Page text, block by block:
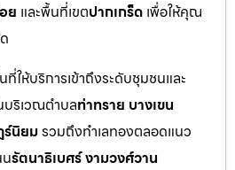
ย และพื้นที่เขตปากเกร็ด เพื่อให้คุณ
ให้บริการเข้าถึงระดับชุมชนและ
บริเวณตำบลท่าทราย บางเขน
ร์นิยมรวมถึงทำเลทองตลอดแนว
รัตนาธิเบศร์ งามวงศ์วาน